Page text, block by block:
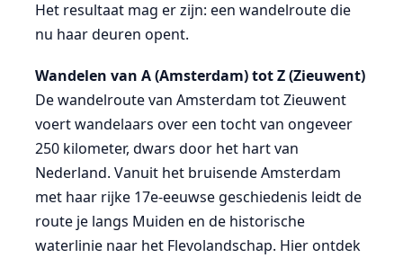
Het resultaat mag er zijn: een wandelroute die
nu haar deuren opent.
Wandelen van A (Amsterdam) tot Z (Zieuwent)
De wandelroute van Amsterdam tot Zieuwent
voert wandelaars over een tocht van ongeveer
250 kilometer, dwars door het hart van
Nederland. Vanuit het bruisende Amsterdam
met haar rijke 17e-eeuwse geschiedenis leidt de
route je langs Muiden en de historische
waterlinie naar het Flevolandschap. Hier ontdek